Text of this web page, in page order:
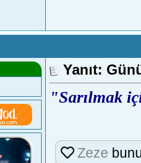
Yanıt:
"Sarılmak
Zeze